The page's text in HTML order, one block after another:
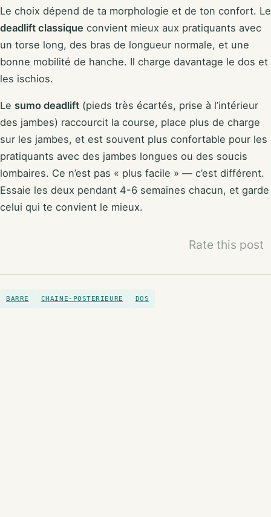
Le choix dépend de ta morphologie et de ton confort. Le
deadlift classique convient mieux aux pratiquants avec
un torse long, des bras de longueur normale, et une
bonne mobilité de hanche. Il charge davantage le dos et
les ischios.
Le sumo deadlift (pieds très écartés, prise à l’intérieur
des jambes) raccourcit la course, place plus de charge
sur les jambes, et est souvent plus confortable pour les
pratiquants avec des jambes longues ou des soucis
lombaires. Ce n’est pas « plus facile » — c’est différent.
Essaie les deux pendant 4-6 semaines chacun, et garde
celui qui te convient le mieux.
Rate this post
BARRE CHAINE-POSTERIEURE DOS